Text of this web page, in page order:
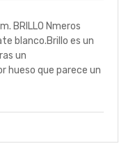
BRILLO Nmeros
blanco.Brillo es un
un
hueso que parece un